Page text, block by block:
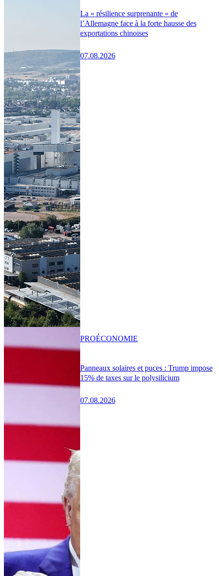
La « résilience surprenante » de
l’Allemagne face à la forte hausse des
exportations chinoises
07.08.2026
Panneaux solaires et puces : Trump impose
15% de taxes sur le polysilicium
07.08.2026
PROÉCONOMIE